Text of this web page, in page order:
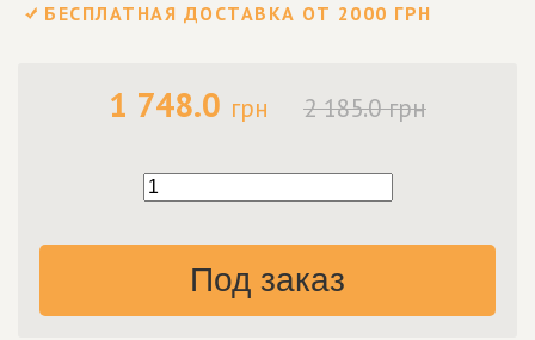
БЕСПЛАТНАЯ ДОСТАВКА ОТ 2000 ГРН
1 748.0 грн 2 185.0 грн
Под заказ